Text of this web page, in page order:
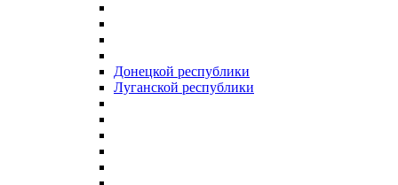
Донецкой республики
Луганской республики